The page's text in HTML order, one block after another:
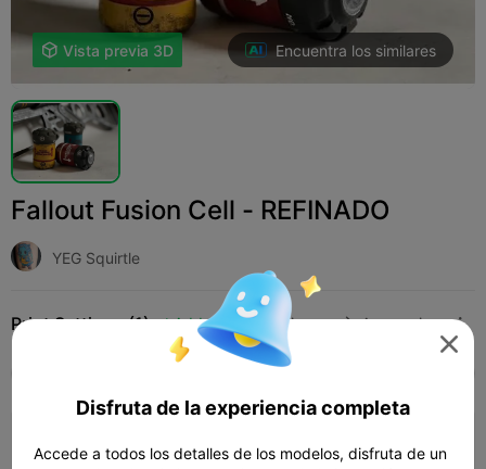
 Vista previa 3D Encuentra los similares
Fallout Fusion Cell - REFINADO
YEG Squirtle
Print Settings (1) Add Juguetes y juegos  Accesorios de juego 

Disfruta de la experiencia completa
Accede a todos los detalles de los modelos, disfruta de un